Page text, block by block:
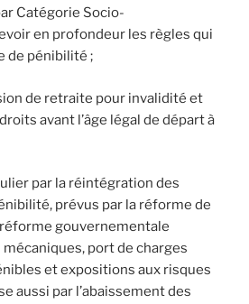
Catégorie Socio-
en profondeur les règles qui
de pénibilité ;
de retraite pour invalidité et
avant l’âge légal de départ à
par la réintégration des
prévus par la réforme de
gouvernementale
port de charges
et expositions aux risques
aussi par l’abaissement des